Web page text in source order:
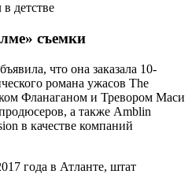
детстве
съемки
что она заказала 10-
романа ужасов The
Фланаганом и Тревором Маси
а также Amblin
в качестве компаний
года в Атланте, штат